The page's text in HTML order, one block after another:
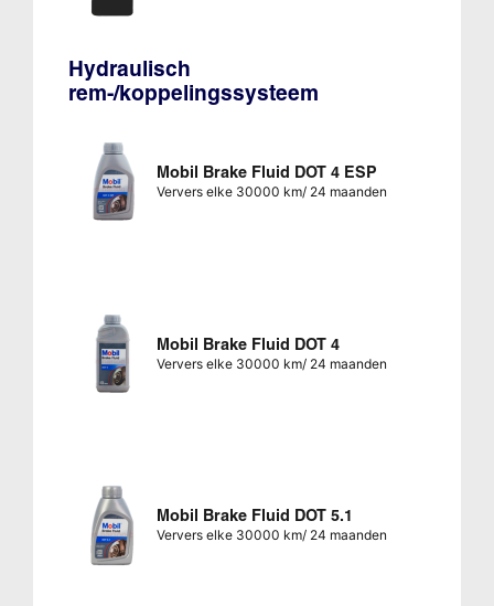
Hydraulisch
rem-/koppelingssysteem
Mobil Brake Fluid DOT 4 ESP
Ververs elke 30000 km/ 24 maanden
Mobil Brake Fluid DOT 4
Ververs elke 30000 km/ 24 maanden
Mobil Brake Fluid DOT 5.1
Ververs elke 30000 km/ 24 maanden